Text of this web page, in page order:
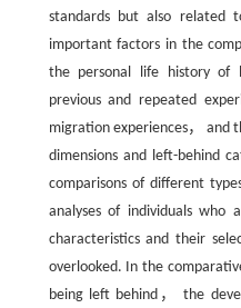
standards but also related
important factors in the
the personal life history of
previous and repeated
migration experiences， and
dimensions and left-behind
comparisons of different
analyses of individuals
characteristics and their
overlooked. In the
being left behind， the